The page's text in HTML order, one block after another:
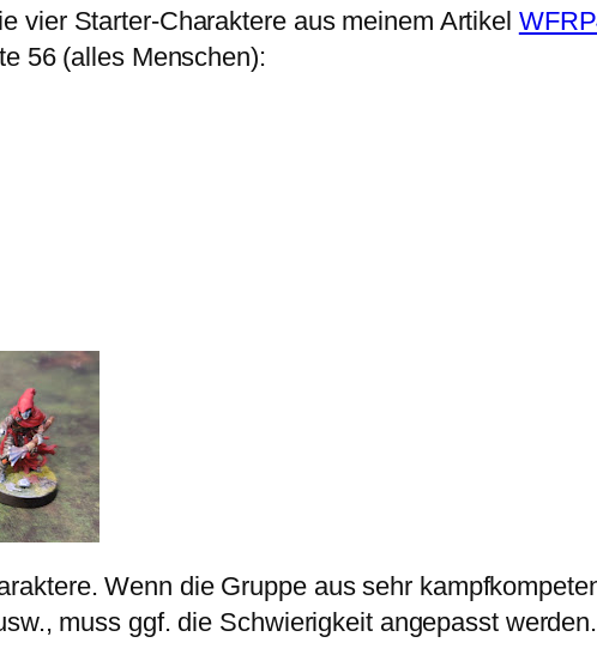
vier Starter-Charaktere aus meinem Artikel
56 (alles Menschen):
Wenn die Gruppe aus sehr
muss ggf. die Schwierigkeit angepasst werden.